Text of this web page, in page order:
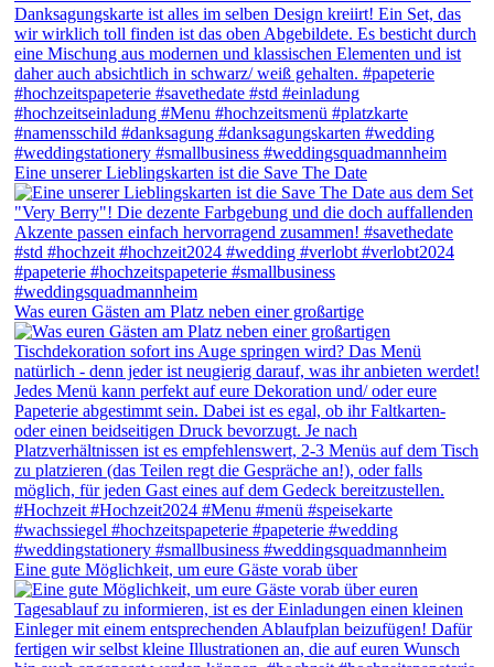
Eine unserer Lieblingskarten ist die Save The Date
Was euren Gästen am Platz neben einer großartige
Eine gute Möglichkeit, um eure Gäste vorab über